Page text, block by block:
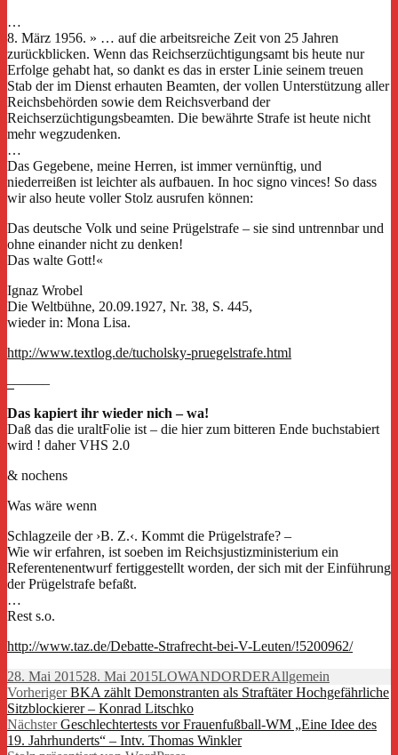
…
8. März 1956. » … auf die arbeitsreiche Zeit von 25 Jahren
zurückblicken. Wenn das Reichserzüchtigungsamt bis heute nur
Erfolge gehabt hat, so dankt es das in erster Linie seinem treuen
Stab der im Dienst erhauten Beamten, der vollen Unterstützung aller
Reichsbehörden sowie dem Reichsverband der
Reichserzüchtigungsbeamten. Die bewährte Strafe ist heute nicht
mehr wegzudenken.
…
Das Gegebene, meine Herren, ist immer vernünftig, und
niederreißen ist leichter als aufbauen. In hoc signo vinces! So dass
wir also heute voller Stolz ausrufen können:
Das deutsche Volk und seine Prügelstrafe – sie sind untrennbar und
ohne einander nicht zu denken!
Das walte Gott!«
Ignaz Wrobel
Die Weltbühne, 20.09.1927, Nr. 38, S. 445,
wieder in: Mona Lisa.
http://www.textlog.de/tucholsky-pruegelstrafe.html
–——–
Das kapiert ihr wieder nich – wa!
Daß das die uraltFolie ist – die hier zum bitteren Ende buchstabiert
wird ! daher VHS 2.0
& nochens
Was wäre wenn
Schlagzeile der ›B. Z.‹. Kommt die Prügelstrafe? –
Wie wir erfahren, ist soeben im Reichsjustizministerium ein
Referentenentwurf fertiggestellt worden, der sich mit der Einführung
der Prügelstrafe befaßt.
…
Rest s.o.
http://www.taz.de/Debatte-Strafrecht-bei-V-Leuten/!5200962/
Veröffentlicht
am
28. Mai 201528. Mai 2015Autor
LOWANDORDER Kategorien
Allgemein
Beitragsnavigation
Vorheriger Vorheriger
Beitrag:
BKA zählt Demonstranten als Straftäter Hochgefährliche
Sitzblockierer – Konrad Litschko
Nächster Nächster
Beitrag:
Geschlechtertests vor Frauenfußball-WM „Eine Idee des
19. Jahrhunderts“ – Intv. Thomas Winkler